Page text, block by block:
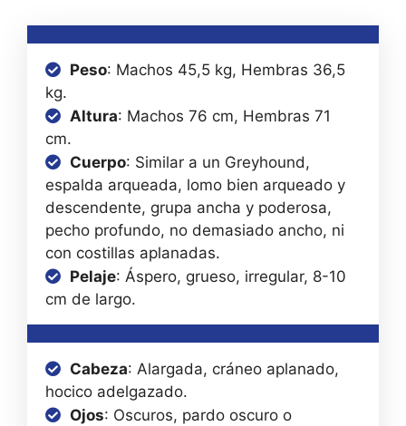
Peso: Machos 45,5 kg, Hembras 36,5
kg.
Altura: Machos 76 cm, Hembras 71
cm.
Cuerpo: Similar a un Greyhound,
espalda arqueada, lomo bien arqueado y
descendente, grupa ancha y poderosa,
pecho profundo, no demasiado ancho, ni
con costillas aplanadas.
Pelaje: Áspero, grueso, irregular, 8-10
cm de largo.
Cabeza: Alargada, cráneo aplanado,
hocico adelgazado.
Ojos: Oscuros, pardo oscuro o